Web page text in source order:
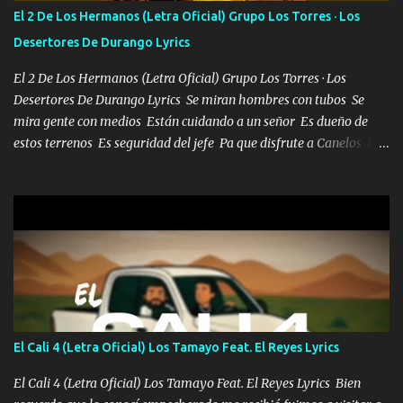
también la nueve que cargo al lado doy la mano al que su amigo y
al traicionero damos pa abajo Y No me paran aquí hay pa más
pues hay charola les voy a dar hasta topar pues no hay de otra...
El 2 De Los Hermanos (Letra Oficial) Grupo Los Torres · Los
Desertores De Durango Lyrics
El 2 De Los Hermanos (Letra Oficial) Grupo Los Torres · Los
Desertores De Durango Lyrics Se miran hombres con tubos Se
mira gente con medios Están cuidando a un señor Es dueño de
estos terrenos Es seguridad del jefe Pa que disfrute a Canelos Es
ni tampoco las mujeres porque es platica de grandes por eso hay
que estar alegres doy las instrucciones para atender los deberes
Música Si es que salta algún problema de confianza tengo gente
ahí está el Hombre Cuarenta y también Pariente 7 arreglan
cualquier problema no más es cuestión que ordené NOS HACE
FALTA UN HERMANO DE CLAVE ERA EL 24 SIEMPRE FUE UN
HOMBRE VALIENTE POR ALGO M'URIÓ PELEAND0 SIEMPRE
VIO POR LA FAMILIA PARA QUE SIGA EL LEGADO Es el DOS de
El Cali 4 (Letra Oficial) Los Tamayo Feat. El Reyes Lyrics
El Cali 4 (Letra Oficial) Los Tamayo Feat. El Reyes Lyrics Bien